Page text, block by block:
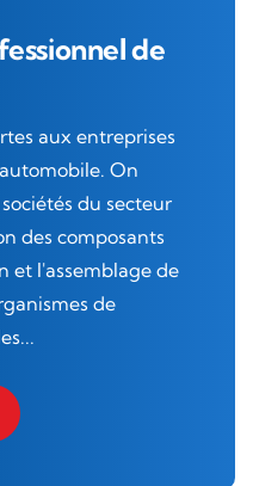
de
aux entreprises
On
du secteur
des composants
et l'assemblage de
de